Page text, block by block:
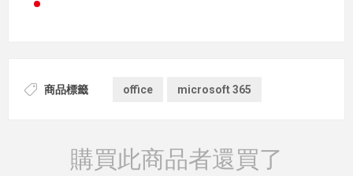
商品標籤 office microsoft 365
購買此商品者還買了